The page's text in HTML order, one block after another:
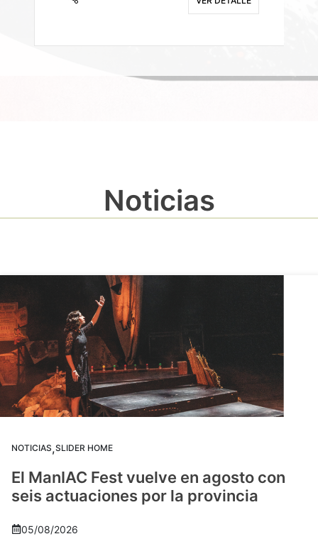
Noticias
NOTICIAS,SLIDER HOME
El ManIAC Fest vuelve en agosto con
seis actuaciones por la provincia
05/08/2026